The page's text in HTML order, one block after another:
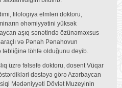
filologiya elmləri doktoru,
əhəmiyyətini yüksək
aşıq sənətində özünəməxsus
və Pənah Pənahovun
təbliğinə töhfə olduğunu deyib.
üzrə fəlsəfə doktoru, dosent Vüqar
dəstəyə görə Azərbaycan
Mədəniyyəti Dövlət Muzeyinin